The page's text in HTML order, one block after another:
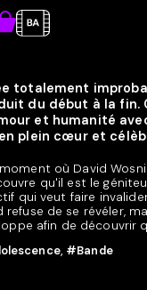
totalement
du début à la fin.
et humanité
plein cœur et
où David
qu'il est le
qui veut faire
refuse de se révéler,
afin de découvrir
, #Bande